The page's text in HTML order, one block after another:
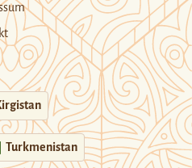
Turkmenistan